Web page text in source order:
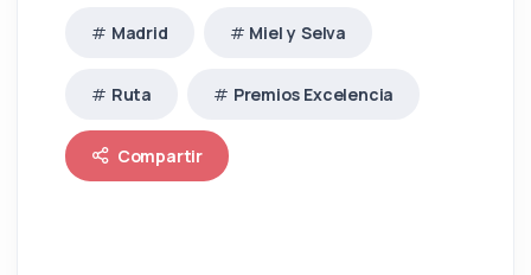
Madrid Miel y Selva
Ruta Premios Excelencia
Compartir